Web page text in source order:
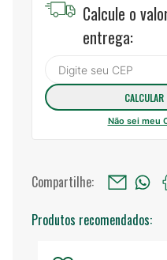
Calcule o
entrega:
Não sei meu
Compartilhe:
Produtos recomendados: